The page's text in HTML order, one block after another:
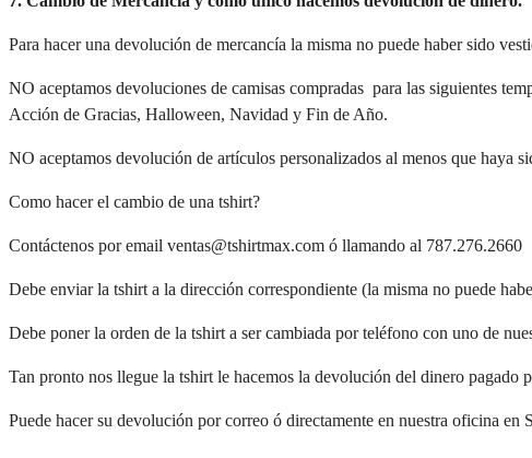
Para hacer una devolución de mercancía la misma no puede haber sido
NO aceptamos devoluciones de camisas compradas  para las siguientes
Acción de Gracias, Halloween, Navidad y Fin de Año.
NO aceptamos devolución de artículos personalizados al menos que haya
Como hacer el cambio de una tshirt?
Contáctenos por email ventas@tshirtmax.com ó llamando al 787.276.2660
Debe enviar la tshirt a la dirección correspondiente (la misma no puede
Debe poner la orden de la tshirt a ser cambiada por teléfono con uno de
Tan pronto nos llegue la tshirt le hacemos la devolución del dinero pagado
Puede hacer su devolución por correo ó directamente en nuestra oficina en